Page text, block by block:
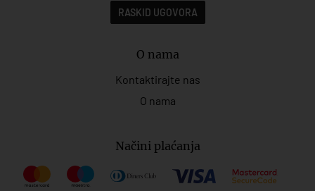
RASKID UGOVORA
O nama
Kontaktirajte nas
O nama
Načini plaćanja